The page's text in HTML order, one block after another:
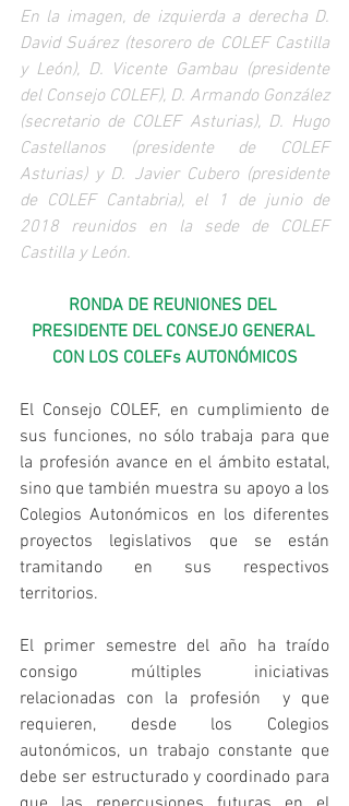
En la imagen, de izquierda a derecha D.
David Suárez (tesorero de COLEF Castilla
y León), D. Vicente Gambau (presidente
del Consejo COLEF), D. Armando González
(secretario de COLEF Asturias), D. Hugo
Castellanos (presidente de COLEF
Asturias) y D. Javier Cubero (presidente
de COLEF Cantabria), el 1 de junio de
2018 reunidos en la sede de COLEF
Castilla y León.
RONDA DE REUNIONES DEL
PRESIDENTE DEL CONSEJO GENERAL
CON LOS COLEFs AUTONÓMICOS
El Consejo COLEF, en cumplimiento de
sus funciones, no sólo trabaja para que
la profesión avance en el ámbito estatal,
sino que también muestra su apoyo a los
Colegios Autonómicos en los diferentes
proyectos legislativos que se están
tramitando en sus respectivos
territorios.
El primer semestre del año ha traído
consigo múltiples iniciativas
relacionadas con la profesión  y que
requieren, desde los Colegios
autonómicos, un trabajo constante que
debe ser estructurado y coordinado para